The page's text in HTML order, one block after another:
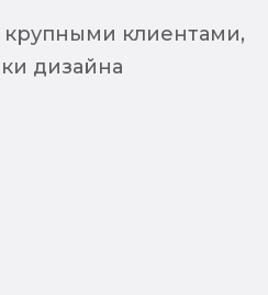
крупными клиентами,
дизайна